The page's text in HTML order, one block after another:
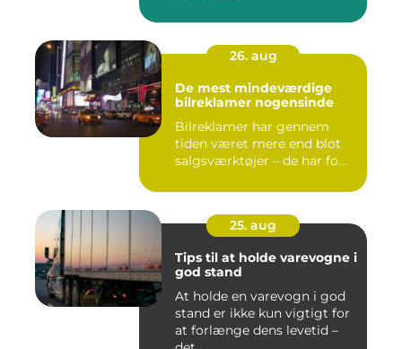
26. aug
De mest mindeværdige
bilreklamer nogensinde
Bilreklamer har gennem
tiden været mere end blot
salgsværktøjer – de har fo...
25. aug
Tips til at holde varevogne i
god stand
At holde en varevogn i god
stand er ikke kun vigtigt for
at forlænge dens levetid –